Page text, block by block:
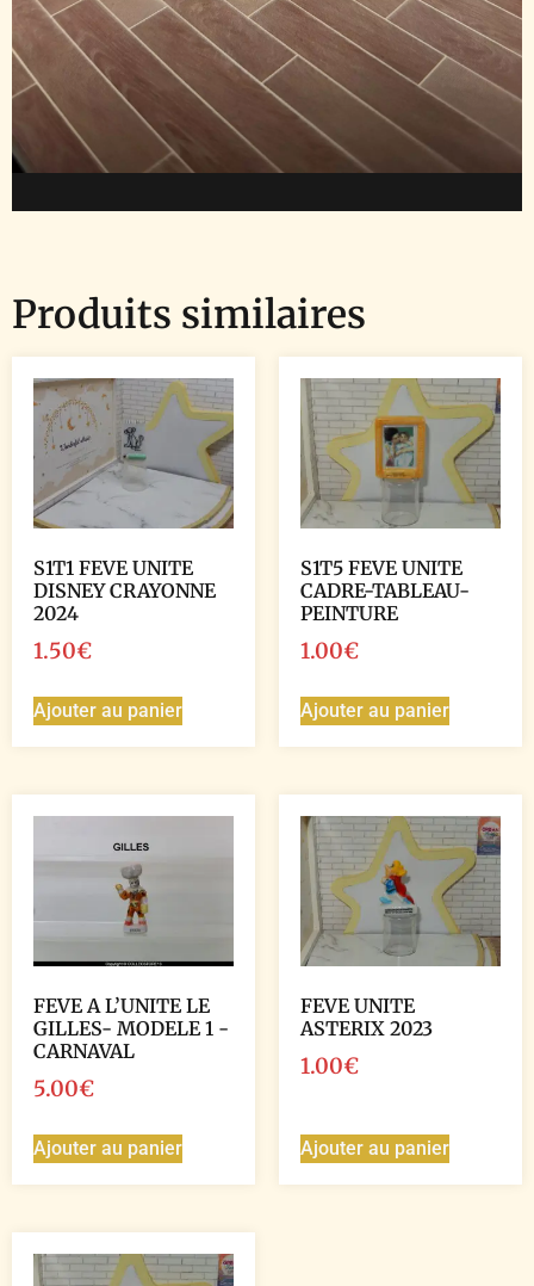
Produits similaires
S1T1 FEVE UNITE
DISNEY CRAYONNE
2024
1.50€
Ajouter au panier
S1T5 FEVE UNITE
CADRE-TABLEAU-
PEINTURE
1.00€
Ajouter au panier
FEVE A L’UNITE LE
GILLES- MODELE 1 -
CARNAVAL
5.00€
Ajouter au panier
FEVE UNITE
ASTERIX 2023
1.00€
Ajouter au panier